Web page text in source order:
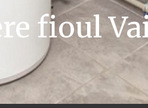
fioul